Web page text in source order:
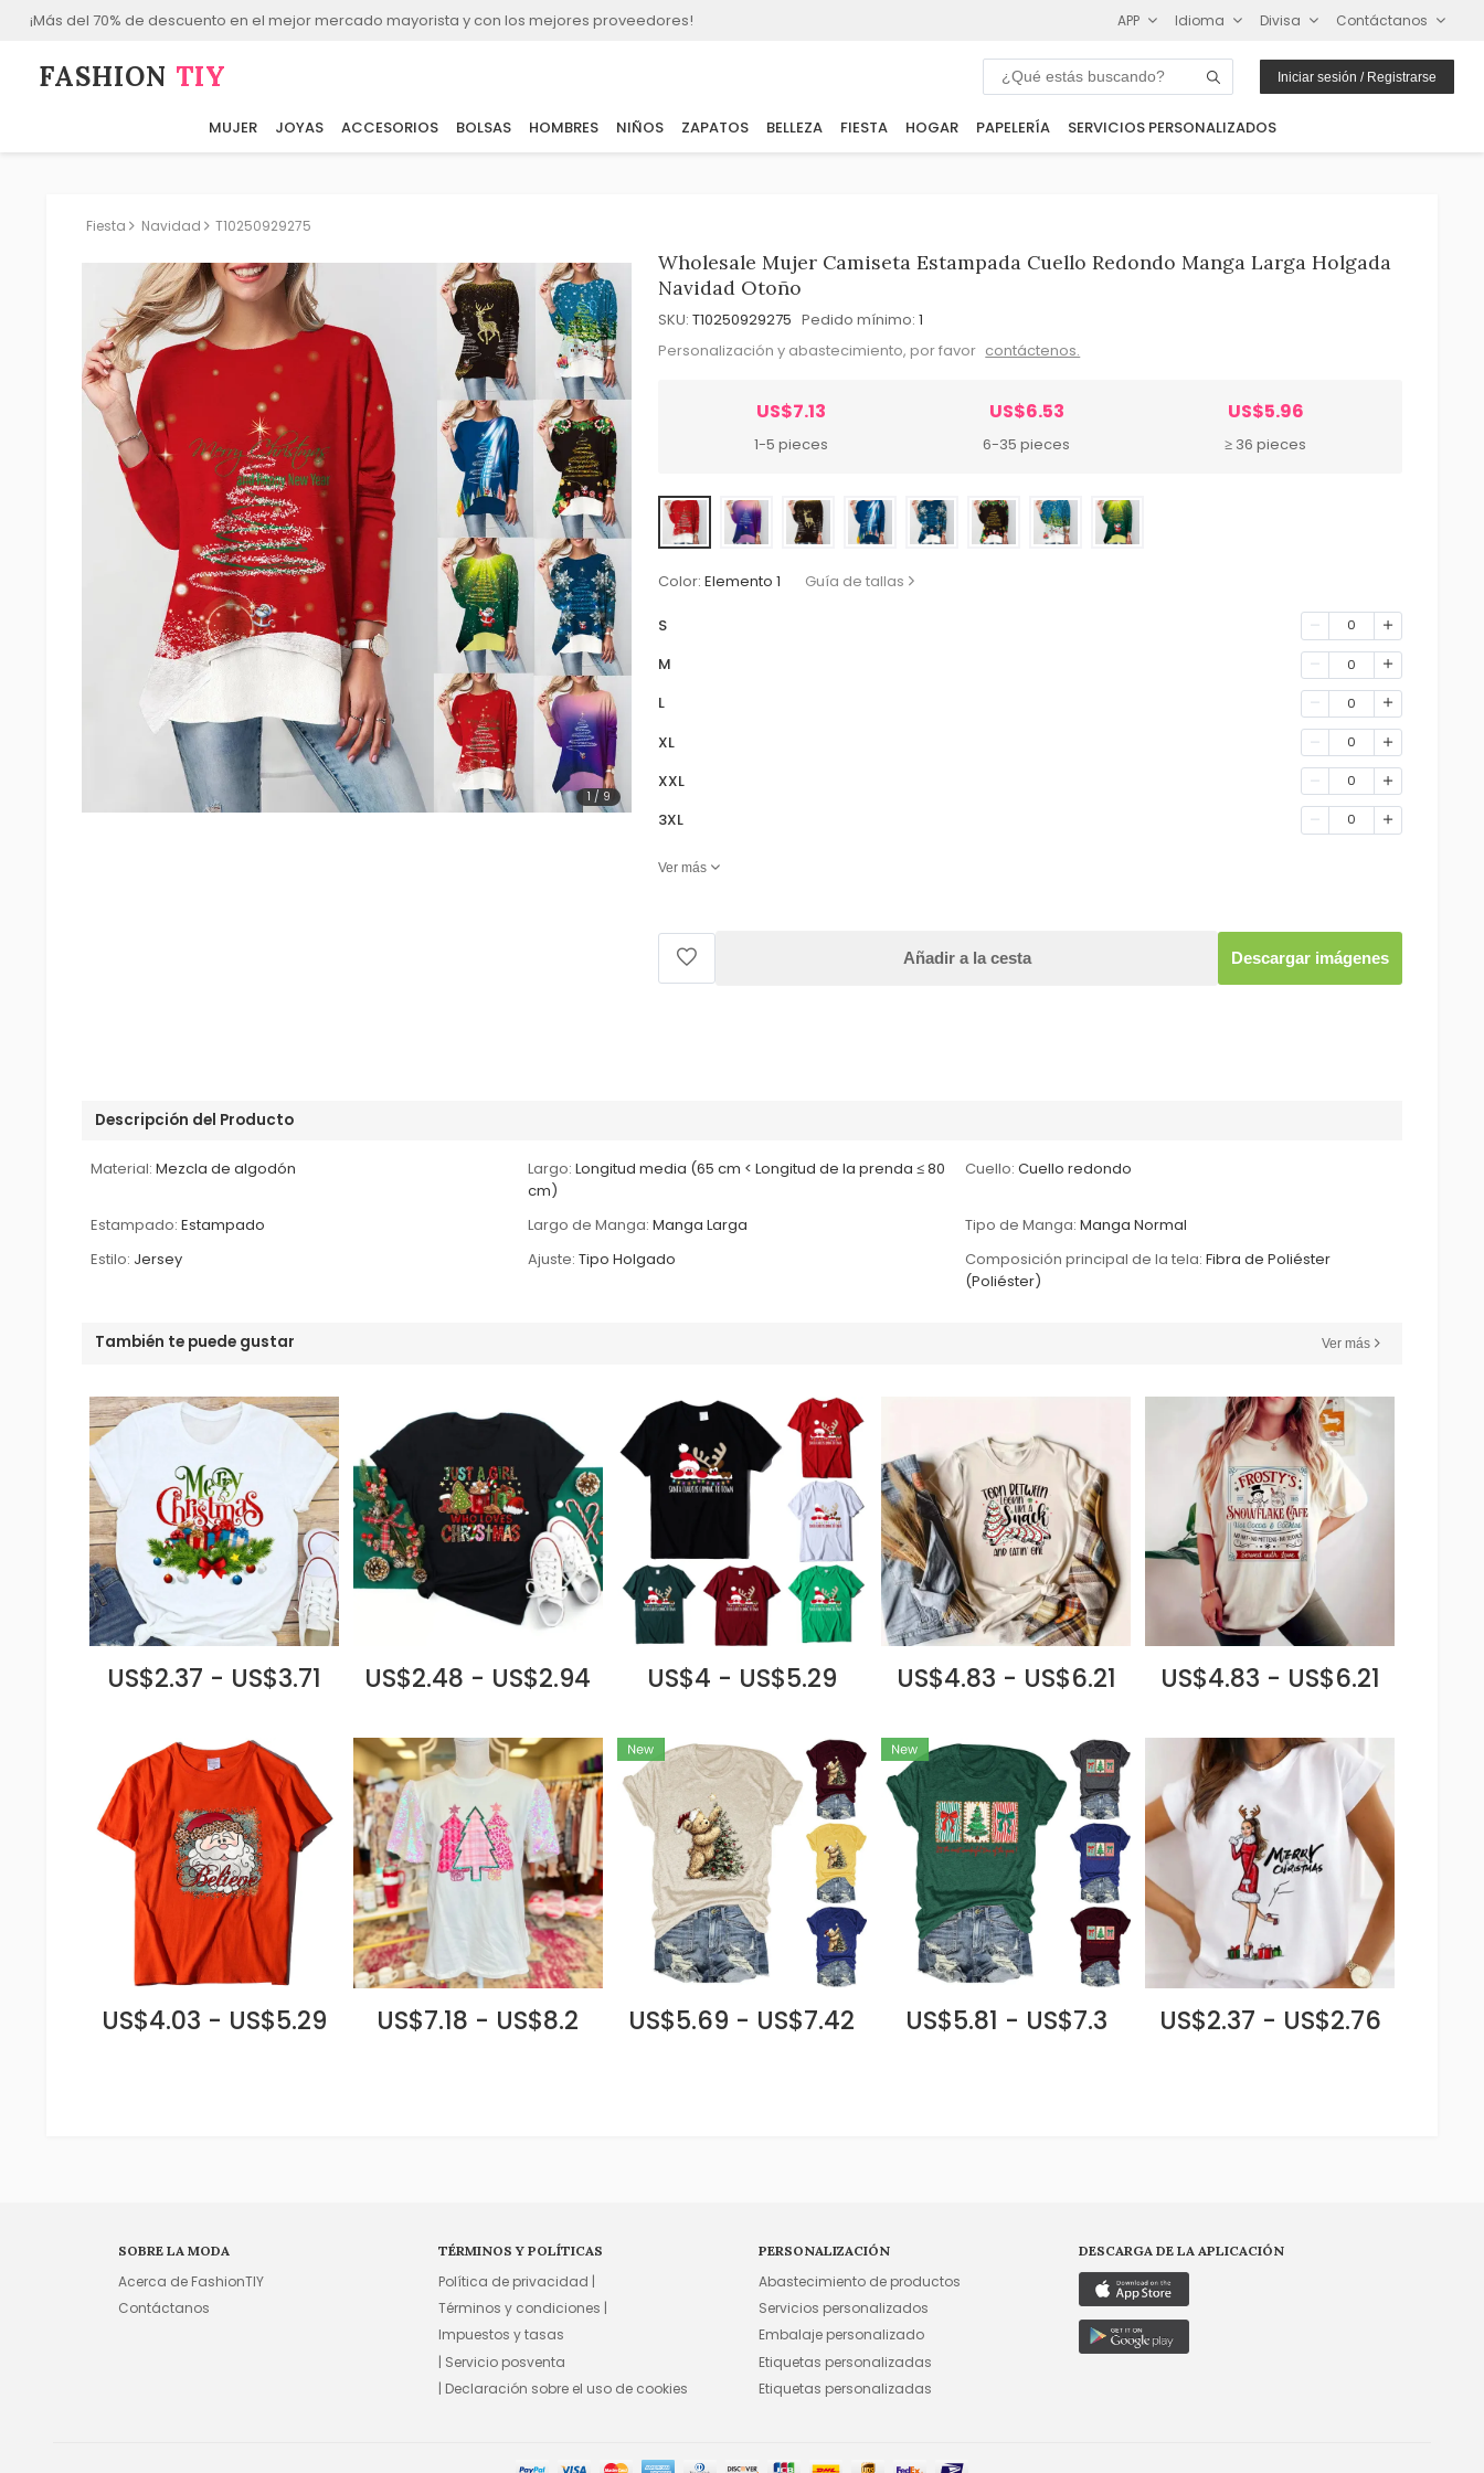
¡Más del 70% de descuento en el mejor mercado mayorista y con los mejores proveedores! APP Idioma Divisa Contáctanos
FASHION⁠ TIY Iniciar sesión / Registrarse
MUJER JOYAS ACCESORIOS BOLSAS HOMBRES NIÑOS ZAPATOS BELLEZA FIESTA HOGAR PAPELERÍA SERVICIOS PERSONALIZADOS
Fiesta Navidad T10250929275
1 / 9
Wholesale Mujer Camiseta Estampada Cuello Redondo Manga Larga Holgada
Navidad Otoño
SKU: T10250929275 Pedido mínimo: 1
Personalización y abastecimiento, por favor contáctenos.
US$7.13
1-5 pieces
US$6.53
6-35 pieces
US$5.96
≥ 36 pieces
Color: Elemento 1 Guía de tallas
S 0
M 0
L 0
XL 0
XXL 0
3XL 0
Ver más
Añadir a la cesta Descargar imágenes
Descripción del Producto
Material: Mezcla de algodón Largo: Longitud media (65 cm < Longitud de la prenda ≤ 80
cm)
Cuello: Cuello redondo
Estampado: Estampado Largo de Manga: Manga Larga Tipo de Manga: Manga Normal
Estilo: Jersey Ajuste: Tipo Holgado Composición principal de la tela: Fibra de Poliéster
(Poliéster)
También te puede gustar Ver más
US$2.37 - US$3.71 US$2.48 - US$2.94 US$4 - US$5.29 US$4.83 - US$6.21 US$4.83 - US$6.21
US$4.03 - US$5.29 US$7.18 - US$8.2 US$5.69 - US$7.42 US$5.81 - US$7.3 US$2.37 - US$2.76
SOBRE LA MODA
Acerca de FashionTIY
Contáctanos
TÉRMINOS Y POLÍTICAS
Política de privacidad |
Términos y condiciones |
Impuestos y tasas
| Servicio posventa
| Declaración sobre el uso de cookies
PERSONALIZACIÓN
Abastecimiento de productos
Servicios personalizados
Embalaje personalizado
Etiquetas personalizadas
Etiquetas personalizadas
DESCARGA DE LA APLICACIÓN